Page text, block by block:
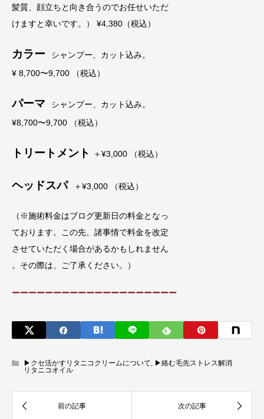
髪質、顔立ちと向き合うのでお任せいただ
けますと幸いです。） ¥4,380（税込）
カラー
シャンプー、カット込み。
¥ 8,700〜9,700 （税込）
パーマ
シャンプー、カット込み。
¥8,700〜9,700 （税込）
トリートメント ＋¥3,000 （税込）
ヘッドスパ ＋¥3,000 （税込）
（※施術料金はブログ更新日の料金となっ
ております。この先、諸事情で料金を改定
させていただく場合があるかもしれません
。その際は、ご了承ください。）
ーーーーーーーーーーーーーーーーーーーー
▶︎クセ活かすリタニコクリームについて, ▶︎絡む毛先ストレス解消
リタニコオイル